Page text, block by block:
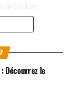
à contre-
Découvrez le